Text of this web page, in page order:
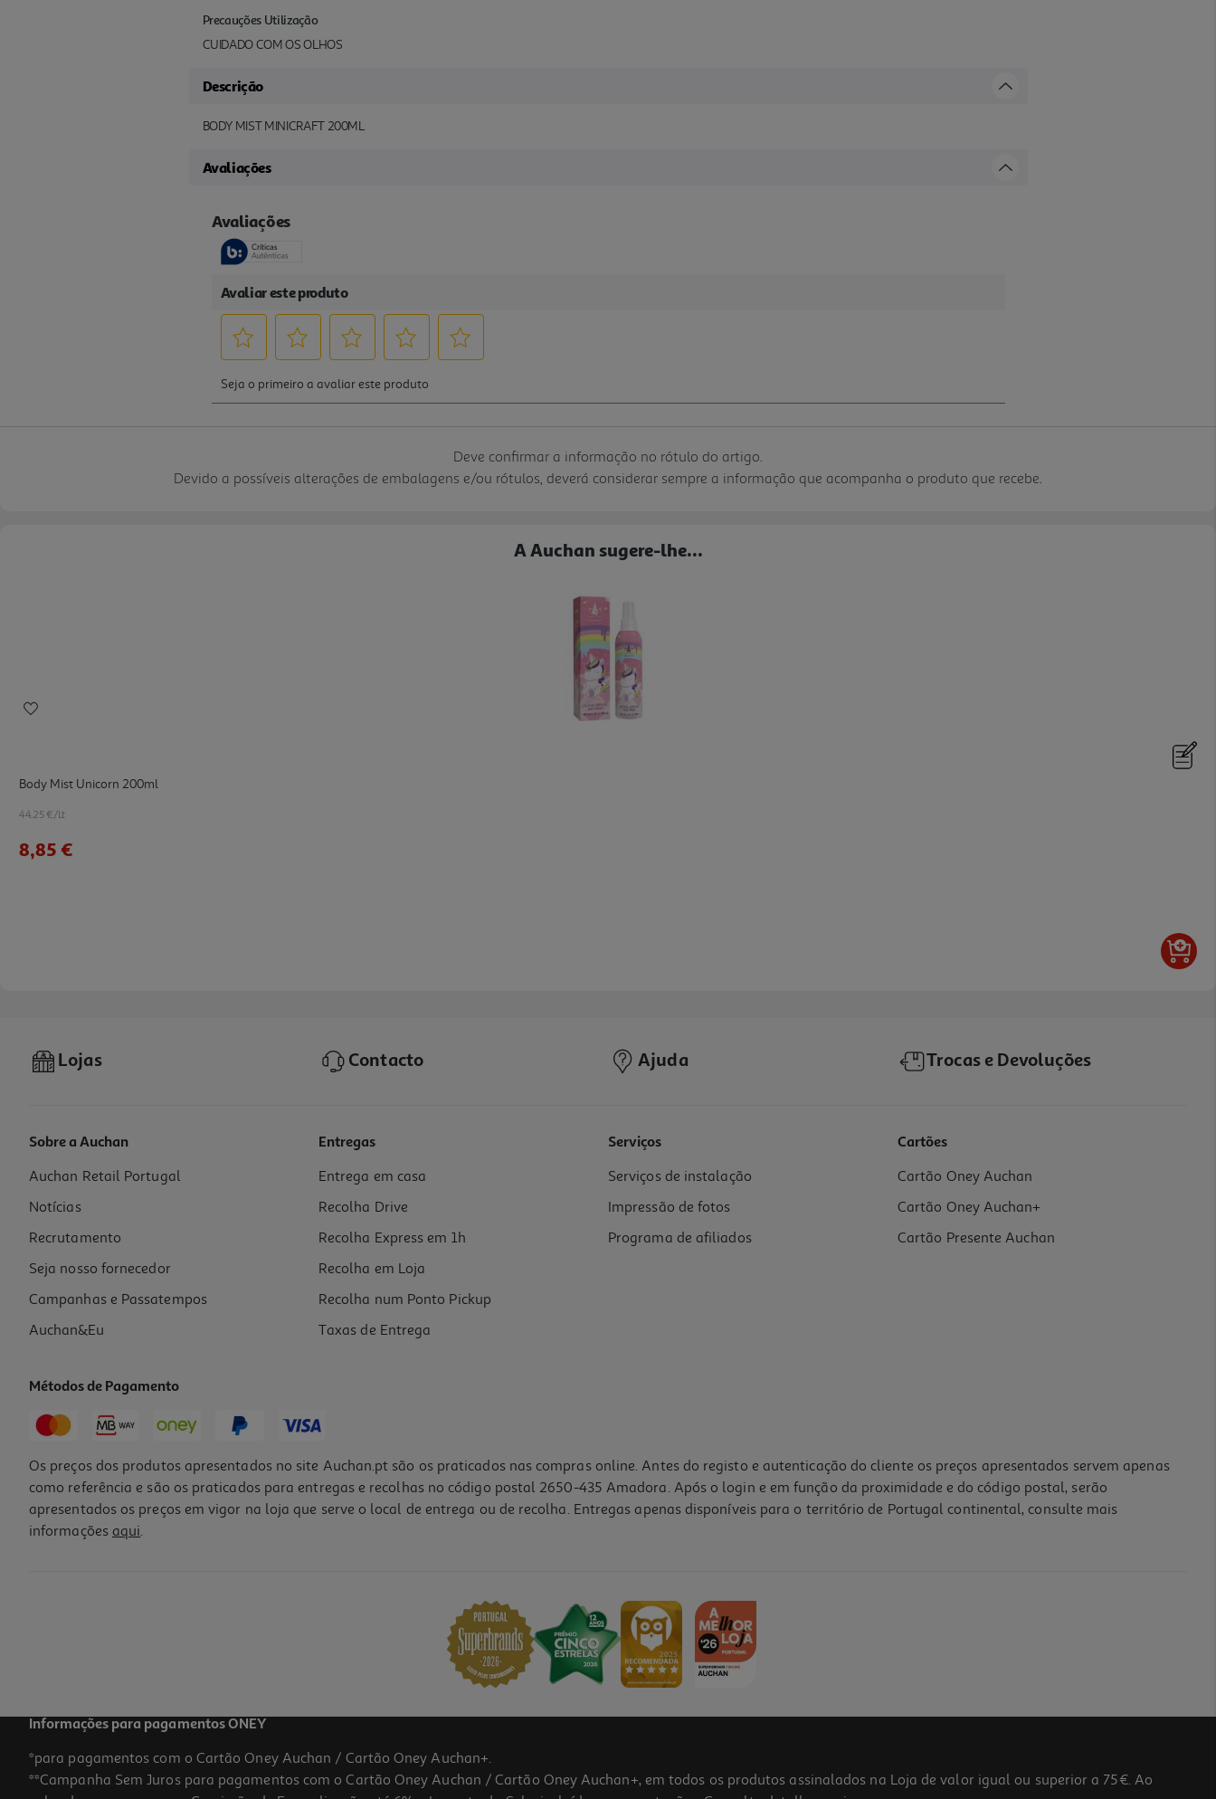
Precauções Utilização
CUIDADO COM OS OLHOS
Descrição
BODY MIST MINICRAFT 200ML
Avaliações
Deve confirmar a informação no rótulo do artigo.
Devido a possíveis alterações de embalagens e/ou rótulos, deverá considerar sempre a informação que acompanha o produto que recebe.
A Auchan sugere-lhe...
Body Mist Unicorn 200ml
44.25 €/Lt
8,85 €
Eau De Toilette Frozen Ii 30ml
258.33 €/Lt
7,75 €
Lojas Contacto Ajuda Trocas e Devoluções
Sobre a Auchan
Auchan Retail Portugal
Notícias
Recrutamento
Seja nosso fornecedor
Campanhas e Passatempos
Auchan&Eu
Entregas
Entrega em casa
Recolha Drive
Recolha Express em 1h
Recolha em Loja
Recolha num Ponto Pickup
Taxas de Entrega
Serviços
Serviços de instalação
Impressão de fotos
Programa de afiliados
Cartões
Cartão Oney Auchan
Cartão Oney Auchan+
Cartão Presente Auchan
Métodos de Pagamento
Os preços dos produtos apresentados no site Auchan.pt são os praticados nas compras online. Antes do registo e autenticação do cliente os preços apresentados servem apenas
como referência e são os praticados para entregas e recolhas no código postal 2650-435 Amadora. Após o login e em função da proximidade e do código postal, serão
apresentados os preços em vigor na loja que serve o local de entrega ou de recolha. Entregas apenas disponíveis para o território de Portugal continental, consulte mais
informações aqui.
Informações para pagamentos ONEY
*para pagamentos com o Cartão Oney Auchan / Cartão Oney Auchan+.
**Campanha Sem Juros para pagamentos com o Cartão Oney Auchan / Cartão Oney Auchan+, em todos os produtos assinalados na Loja de valor igual ou superior a 75€. Ao